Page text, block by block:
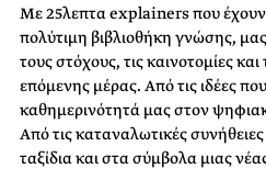
Με 25λεπτα explainers που
πολύτιμη βιβλιοθήκη γνώσης,
τους στόχους, τις καινοτομίες
επόμενης μέρας. Από τις ιδέες
καθημερινότητά μας στον
Από τις καταναλωτικές
ταξίδια και στα σύμβολα μιας